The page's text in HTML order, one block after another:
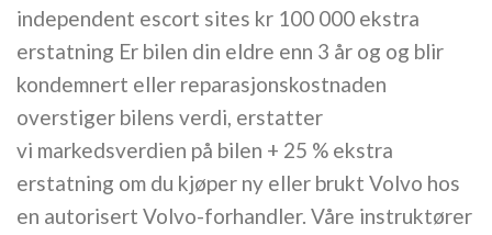
independent escort sites kr 100 000 ekstra
erstatning Er bilen din eldre enn 3 år og og blir
kondemnert eller reparasjonskostnaden
overstiger bilens verdi, erstatter
vi markedsverdien på bilen + 25 % ekstra
erstatning om du kjøper ny eller brukt Volvo hos
en autorisert Volvo-forhandler. Våre instruktører